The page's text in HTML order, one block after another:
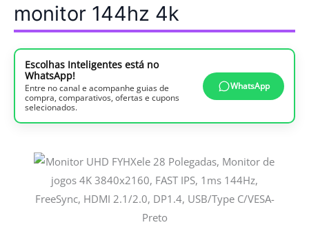
monitor 144hz 4k
Escolhas Inteligentes está no
WhatsApp!
Entre no canal e acompanhe guias de
compra, comparativos, ofertas e cupons
selecionados.
WhatsApp